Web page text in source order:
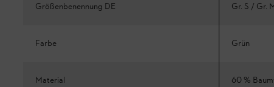
Größenbenennung DE Gr. S / Gr.
Farbe Grün
Material 60 %